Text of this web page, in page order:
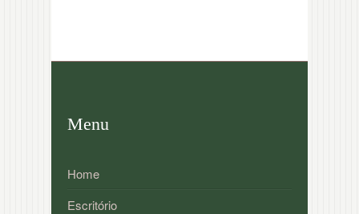
Menu
Home
Escritório